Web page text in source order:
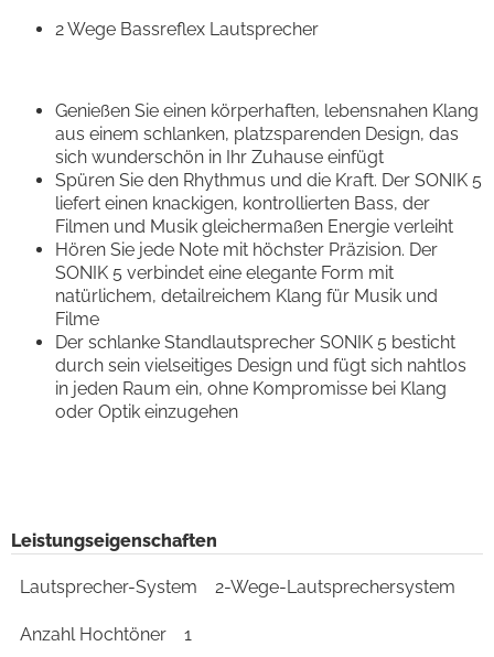
2 Wege Bassreflex Lautsprecher
Genießen Sie einen körperhaften, lebensnahen Klang
aus einem schlanken, platzsparenden Design, das
sich wunderschön in Ihr Zuhause einfügt
Spüren Sie den Rhythmus und die Kraft. Der SONIK 5
liefert einen knackigen, kontrollierten Bass, der
Filmen und Musik gleichermaßen Energie verleiht
Hören Sie jede Note mit höchster Präzision. Der
SONIK 5 verbindet eine elegante Form mit
natürlichem, detailreichem Klang für Musik und
Filme
Der schlanke Standlautsprecher SONIK 5 besticht
durch sein vielseitiges Design und fügt sich nahtlos
in jeden Raum ein, ohne Kompromisse bei Klang
oder Optik einzugehen
Leistungseigenschaften
Lautsprecher-System 2-Wege-Lautsprechersystem
Anzahl Hochtöner 1